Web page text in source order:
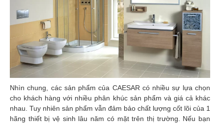
Nhìn chung, các sản phẩm của CAESAR có nhiều sự lựa chọn
cho khách hàng với nhiều phân khúc sản phẩm và giá cả khác
nhau. Tuy nhiên sản phẩm vẫn đảm bảo chất lượng cốt lõi của 1
hãng thiết bị vệ sinh lâu năm có mặt trên thị trường. Nếu bạn